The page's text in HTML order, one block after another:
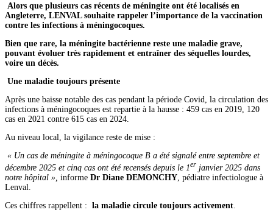
Alors que plusieurs cas récents de méningite ont été localisés en
Angleterre, LENVAL souhaite rappeler l’importance de la vaccination
contre les infections à méningocoques.
Bien que rare, la méningite bactérienne reste une maladie grave,
pouvant évoluer très rapidement et entraîner des séquelles lourdes,
voire un décès.
Une maladie toujours présente
Après une baisse notable des cas pendant la période Covid, la circulation des
infections à méningocoques est repartie à la hausse : 459 cas en 2019, 120
cas en 2021 contre 615 cas en 2024.
Au niveau local, la vigilance reste de mise :
« Un cas de méningite à méningocoque B a été signalé entre septembre et
décembre 2025 et cinq cas ont été recensés depuis le 1er janvier 2025 dans
notre hôpital », informe Dr Diane DEMONCHY , pédiatre infectiologue à
Lenval.
Ces chiffres rappellent : la maladie circule toujours activement